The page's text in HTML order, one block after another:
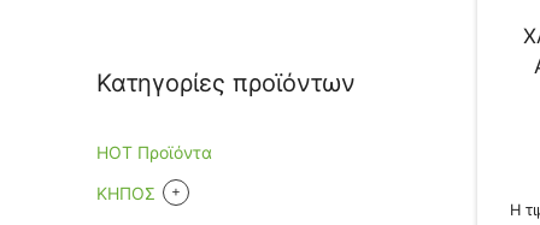
Η
Κατηγορίες προϊόντων
HOT Προϊόντα
KHΠΟΣ +